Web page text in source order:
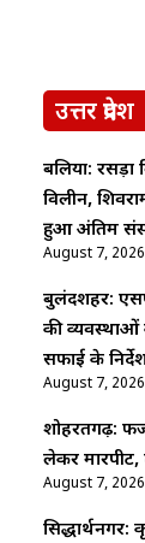
उत्तर प्रदेश
बलिया: रसड़ा
विलीन,
हुआ अंतिम
August 7, 2026
बुलंदशहर:
की व्यवस्थाओं
सफाई के
August 7, 2026
शोहरतगढ़:
लेकर
August 7, 2026
सिद्धार्थनगर: